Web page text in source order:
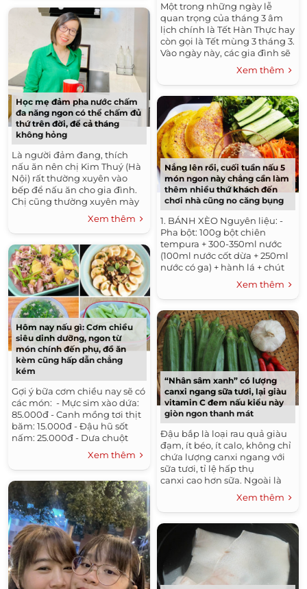
Học mẹ đảm pha nước chấm
đa năng ngon có thể chấm đủ
thứ trên đời, để cả tháng
không hỏng
Là người đảm đang, thích
nấu ăn nên chị Kim Thuý (Hà
Nội) rất thường xuyên vào
bếp để nấu ăn cho gia đình.
Chị cũng thường xuyên mày
mò, tìm hiểu các công thức bí
quyết nấu ăn ngon trên...
Xem thêm
Hôm nay nấu gì: Cơm chiều
siêu dinh dưỡng, ngon từ
món chính đến phụ, đồ ăn
kèm cũng hấp dẫn chẳng
kém
Gợi ý bữa cơm chiều nay sẽ có
các món: - Mực sim xào dứa:
85.000đ - Canh mồng tơi thịt
băm: 15.000đ - Đậu hũ sốt
nấm: 25.000đ - Dưa chuột
chẻ: 6.000đ Tổng: 131.000đ
Xem thêm
Một trong những ngày lễ
quan trọng của tháng 3 âm
lịch chính là Tết Hàn Thực hay
còn gọi là Tết mùng 3 tháng 3.
Vào ngày này, các gia đình sẽ
chuẩn bị bánh trôi, bánh chay
dâng cúng tổ tiên. ...
Xem thêm
Nắng lên rồi, cuối tuần nấu 5
món ngon này chẳng cần làm
thêm nhiều thứ khách đến
chơi nhà cũng no căng bụng
1. BÁNH XÈO Nguyên liệu: -
Pha bột: 100g bột chiên
tempura + 300-350ml nước
(100ml nước cốt dừa + 250ml
nước có ga) + hành lá + chút
bột nghệ Lưu ý: Nước khoáng
có ga khiến bánh có vị thơm...
Xem thêm
“Nhân sâm xanh” có lượng
canxi ngang sữa tươi, lại giàu
vitamin C đem nấu kiểu này
giòn ngon thanh mát
Đậu bắp là loại rau quả giàu
đạm, ít béo, ít calo, không chỉ
chứa lượng canxi ngang với
sữa tươi, tỉ lệ hấp thụ
canxi cao hơn sữa. Ngoài là
một nguồn canxi lý tường,
đậu bắp cũng giàu...
Xem thêm